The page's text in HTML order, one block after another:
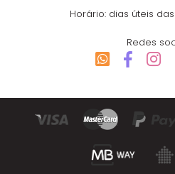
Horário: dias úteis
Redes